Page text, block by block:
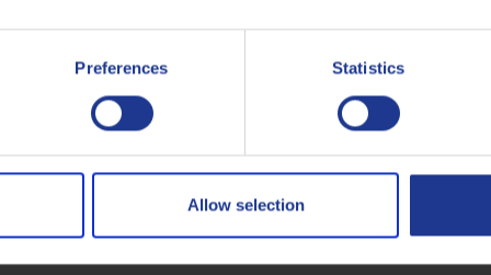
Preferences Statistics
Allow selection
Series - Fuel class B, C INNIO Jenbacher TA
- Fuel class B, C INNIO Jenbacher TA
& J) - Fuel class B, C INNIO Jenbacher TA
oil change interval